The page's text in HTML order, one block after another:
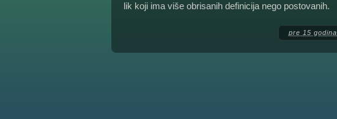
lik koji ima više obrisanih definicija nego postovanih.
pre 15 godina